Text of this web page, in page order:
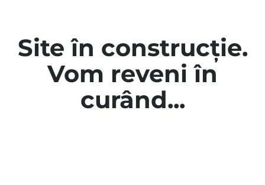
Site în construcție.
Vom reveni în
curând...